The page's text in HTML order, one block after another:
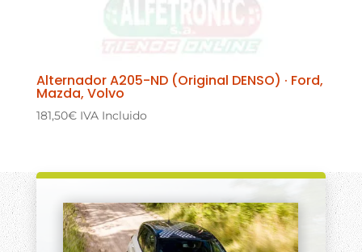
Alternador A205-ND (Original DENSO) · Ford,
Mazda, Volvo
181,50€ IVA Incluido